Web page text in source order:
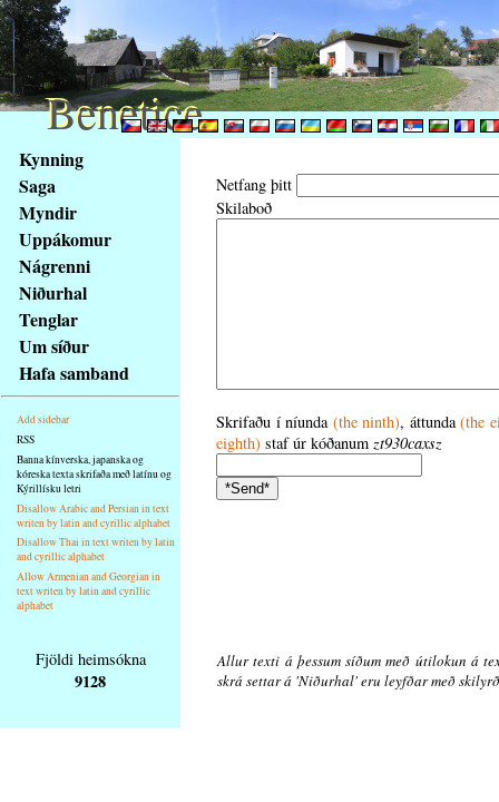
obsah
stránky
Klávesové
zkratky
tomto
webu
základní
Hlavní
strana
Kynning
Saga
Myndir
Uppákomur
Nágrenni
Niðurhal
Tenglar
Um síður
Hafa samband
Add sidebar
RSS
Banna kínverska, japanska og
kóreska texta skrifaða með latínu og
Kýrillísku letri
Disallow Arabic and Persian in text
writen by latin and cyrillic alphabet
Disallow Thai in text writen by latin
and cyrillic alphabet
Allow Armenian and Georgian in
text writen by latin and cyrillic
alphabet
Netfang þitt
Skilaboð
Skrifaðu í níunda (the ninth), áttunda(the
eighth) staf úr kóðanum zt930caxsz
Fjöldi heimsókna
9128
Allur texti á þessum síðum með útilokun á
skrá settar á 'Niðurhal' eru leyfðar með
Benetice
Benetice